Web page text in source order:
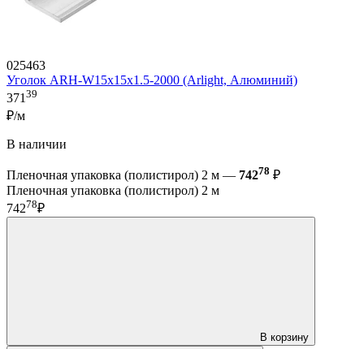
025463
Уголок ARH-W15x15x1.5-2000 (Arlight, Алюминий)
37139
₽/м
В наличии
Пленочная упаковка (полистирол) 2 м — 74278 ₽
Пленочная упаковка (полистирол) 2 м
74278₽
В корзину